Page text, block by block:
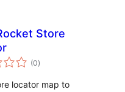
Store
(0totale
vurderinger
)
locator map to